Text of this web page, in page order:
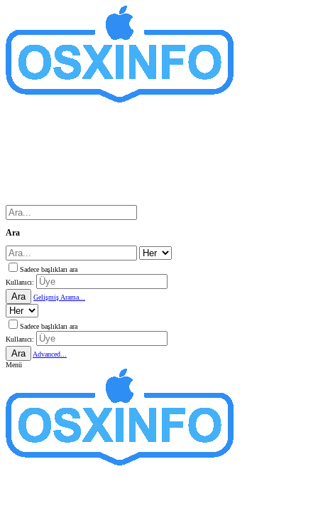
Ara
Sadece başlıkları ara
Kullanıcı:
Ara Gelişmiş Arama...
Sadece başlıkları ara
Kullanıcı:
Ara
Advanced...
Menü